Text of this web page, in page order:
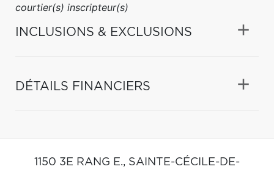
courtier(s) inscripteur(s)
INCLUSIONS & EXCLUSIONS
DÉTAILS FINANCIERS
1150 3E RANG E., SAINTE-CÉCILE-DE-